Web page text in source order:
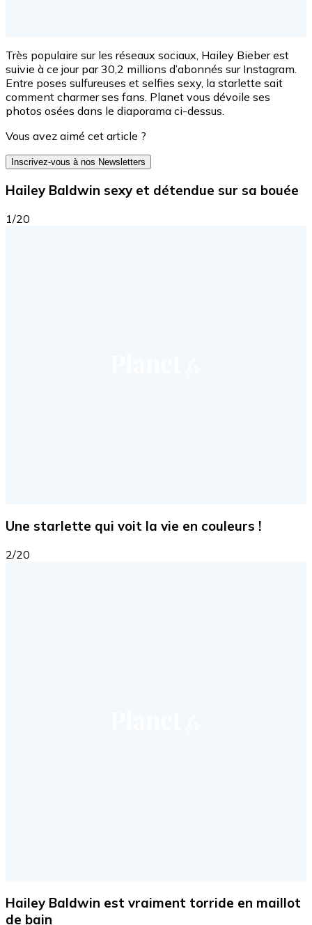
Très populaire sur les réseaux sociaux, Hailey Bieber est
suivie à ce jour par 30,2 millions d’abonnés sur Instagram.
Entre poses sulfureuses et selfies sexy, la starlette sait
comment charmer ses fans. Planet vous dévoile ses
photos osées dans le diaporama ci-dessus.
Vous avez aimé cet article ?
Inscrivez-vous à nos Newsletters
Hailey Baldwin sexy et détendue sur sa bouée
1/20
Une starlette qui voit la vie en couleurs !
2/20
Hailey Baldwin est vraiment torride en maillot
de bain